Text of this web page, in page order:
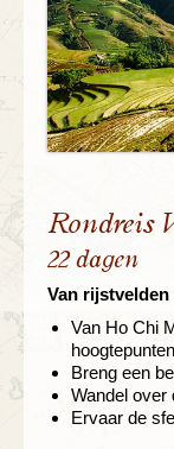
Rondreis
22 dagen
Van
Van Ho Chi
Breng een
Wandel
Ervaar de